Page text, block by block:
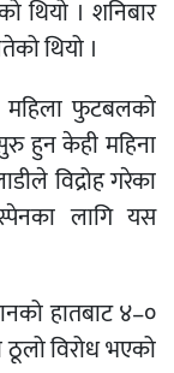
थियो । शनिबार
थियो ।
महिला फुटबलको
हुन केही महिना
विद्रोह गरेका
लागि यस
हातबाट ४–०
विरोध भएको